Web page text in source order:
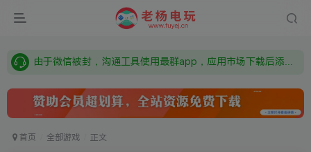
需要什么游戏请联系客服，若链接失效请联系客服，百度网盘边上的激活码也是解压密码
由于微信被封，沟通工具使用最群app，应用市场下载后添加好友：Y9FA49 以后用最群交流解决问题。不再使用微信！
首页 全部游戏 正文